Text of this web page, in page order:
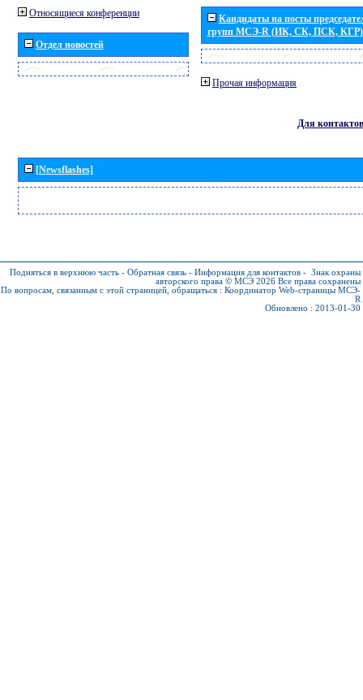
Относящиеся конференции
Отдел новостей
Кандидаты на посты
групп МСЭ-R (ИК, СК, ПСК, КГР)
Прочая информация
Для контактов
[Newsflashes]
Подняться в верхнюю часть - Обратная связь - Информация для контактов - Знак охраны
авторского права © МСЭ 2026 Все права сохранены
По вопросам, связанным с этой страницей, обращаться : Координатор Web-страницы МСЭ-
R
Обновлено : 2013-01-30